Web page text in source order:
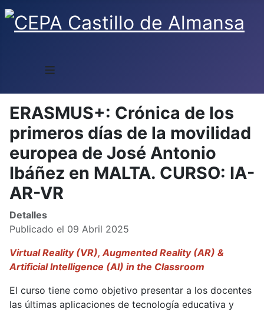
≡
ERASMUS+: Crónica de los
primeros días de la movilidad
europea de José Antonio
Ibáñez en MALTA. CURSO: IA-
AR-VR
Detalles
Publicado el 09 Abril 2025
Virtual Reality (VR), Augmented Reality (AR) &
Artificial Intelligence (AI) in the Classroom
El curso tiene como objetivo presentar a los docentes
las últimas aplicaciones de tecnología educativa y